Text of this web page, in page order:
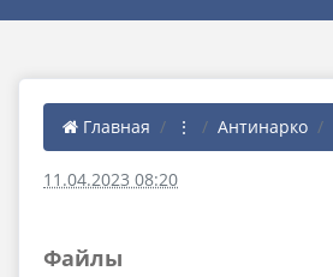
Главная ⋮ Антинарко
11.04.2023 08:20
Файлы